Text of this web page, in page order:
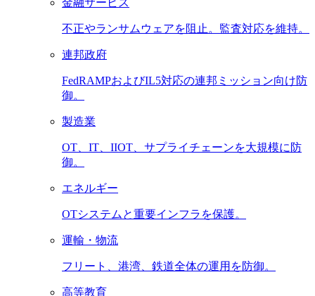
金融サービス
不正やランサムウェアを阻止。監査対応を維持。
連邦政府
FedRAMPおよびIL5対応の連邦ミッション向け防
御。
製造業
OT、IT、IIOT、サプライチェーンを大規模に防
御。
エネルギー
OTシステムと重要インフラを保護。
運輸・物流
フリート、港湾、鉄道全体の運用を防御。
高等教育